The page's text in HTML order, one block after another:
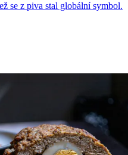
se z piva stal globální symbol.